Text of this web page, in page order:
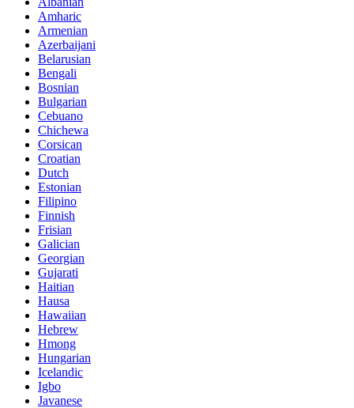
Amharic
Armenian
Azerbaijani
Belarusian
Bengali
Bosnian
Bulgarian
Cebuano
Chichewa
Corsican
Croatian
Dutch
Estonian
Filipino
Finnish
Frisian
Galician
Georgian
Gujarati
Haitian
Hausa
Hawaiian
Hebrew
Hmong
Hungarian
Icelandic
Igbo
Javanese